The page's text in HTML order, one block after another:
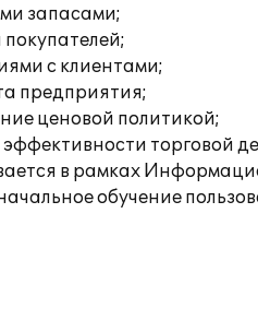
запасами;
с клиентами;
предприятия;
ценовой политикой;
торговой
в рамках
обучение